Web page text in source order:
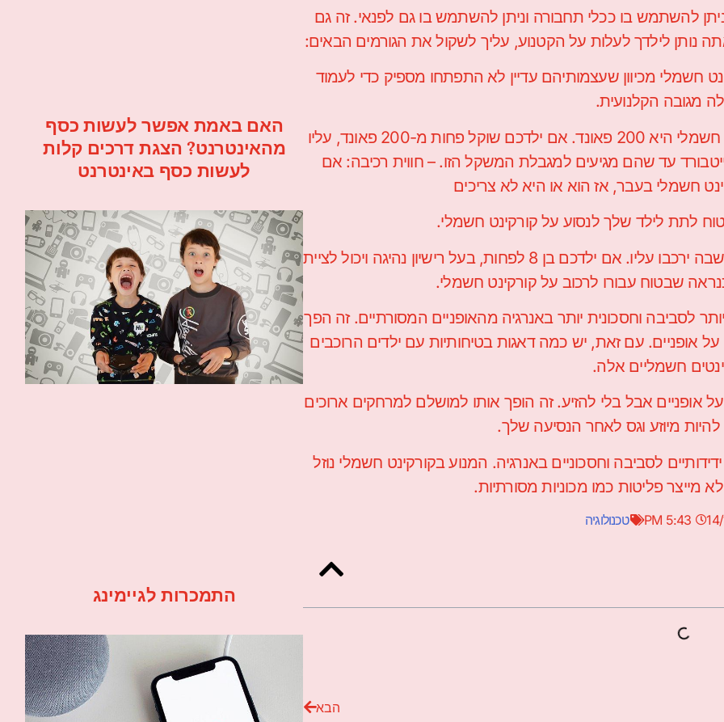
להשתמש בו ככלי תחבורה וניתן להשתמש בו גם לפנאי. זה גם
נותן לילדך לעלות על הקטנוע, עליך לשקול את הגורמים הבאים:
לרכוב על קורקינט חשמלי מכיוון שעצמותיהם עדיין לא התפתחו מספיק כדי לעמוד
מגובה הקלנועית.
– משקל: מגבלת המשקל לילדים הרוכבים על קורקינט חשמלי היא 200 פאונד. אם ילדכם שוקל פחות מ-200 פאונד, עליו
עד שהם מגיעים למגבלת המשקל הזו. – חווית רכיבה: אם
חשמלי בעבר, אז הוא או היא לא צריכים
לתת לילד שלך לנסוע על קורקינט חשמלי.
הכל תלוי בגיל הילד, בסוג הקורקינט החשמלי ובסביבה שבה ירכבו עליו. אם ילדכם בן 8 לפחות, בעל רישיון נהיגה ויכול לציית
שבטוח עבורו לרכוב על קורקינט חשמלי.
לסביבה וחסכונית יותר באנרגיה מהאופניים המסורתיים. זה הפך
אופניים. עם זאת, יש כמה דאגות בטיחותיות עם ילדים הרוכבים
חשמליים אלה.
אופניים אבל בלי להזיע. זה הופך אותו למושלם למרחקים ארוכים
מיוזע וגס לאחר הנסיעה שלך.
לסביבה וחסכוניים באנרגיה. המנוע בקורקינט חשמלי נוזל
פליטות כמו מכוניות מסורתיות.
5:43 PM טכנולוגיה
הבא
האם באמת אפשר לעשות כסף
מהאינטרנט? הצגת דרכים קלות
לעשות כסף באינטרנט
התמכרות לגיימינג